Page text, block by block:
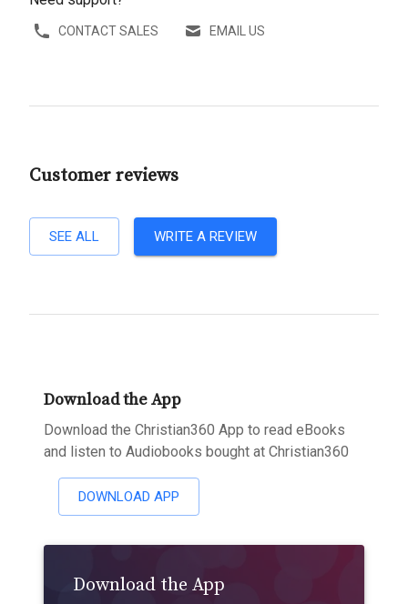
CONTACT SALES EMAIL US
Customer reviews
SEE ALL WRITE A REVIEW
Download the App
Download the Christian360 App to read eBooks
and listen to Audiobooks bought at Christian360
DOWNLOAD APP
Download the App